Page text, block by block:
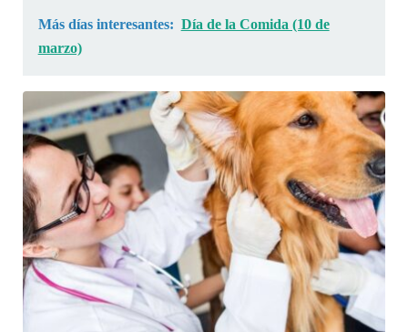
Más días interesantes: Día de la Comida (10 de
marzo)